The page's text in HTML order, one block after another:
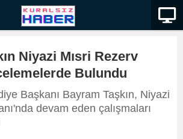
Niyazi Mısri Rezerv
Bulundu
Başkanı Bayram Taşkın, Niyazi
devam eden çalışmaları